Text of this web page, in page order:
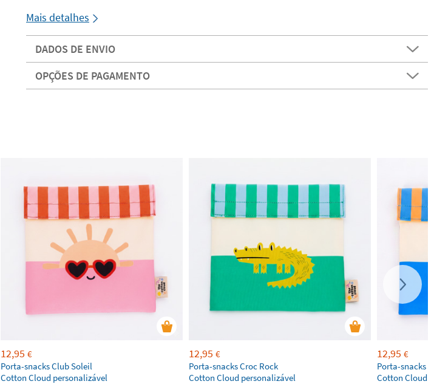
Mais detalhes
DADOS DE ENVIO
OPÇÕES DE PAGAMENTO
12,95 €
Porta-snacks Club Soleil
Cotton Cloud personalizável
12,95 €
Porta-snacks Croc Rock
Cotton Cloud personalizável
12,95 €
Porta-snacks
Cotton Cloud